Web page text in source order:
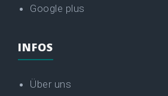
Google plus
INFOS
Über uns